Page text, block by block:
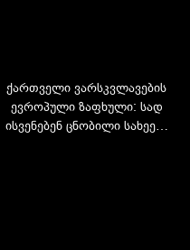
ქართველი ვარსკვლავების
ევროპული ზაფხული: სად
ისვენებენ ცნობილი სახეები